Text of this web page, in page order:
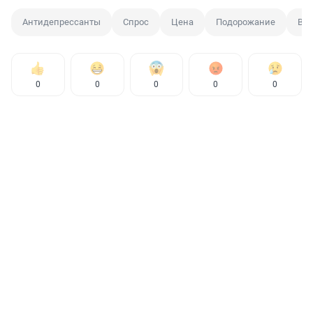
Антидепрессанты Спрос Цена Подорожание
0 0 0 0 0